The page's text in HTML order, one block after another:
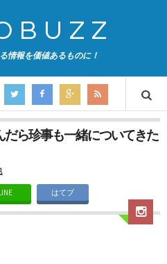
情報を価値あるものに！
ら珍事も一緒についてきた
はてブ